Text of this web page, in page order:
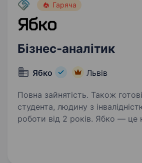
Гаряча
Бізнес-аналітик
Ябко Львів
Повна зайнятість. Також
студента, людину з
роботи від 2 років. Ябко — це не просто